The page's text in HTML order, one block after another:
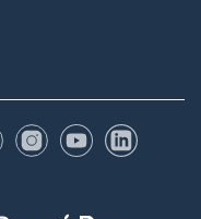
FacebookInstagram
YouTube